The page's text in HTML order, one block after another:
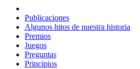
Publicaciones
Algunos hitos de nuestra historia
Premios
Juegos
Preguntas
Principios